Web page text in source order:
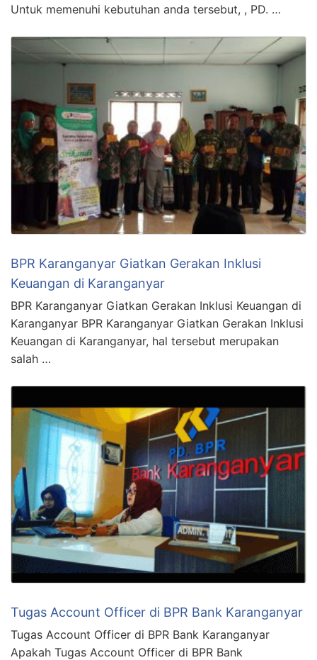
Untuk memenuhi kebutuhan anda tersebut, , PD. …
BPR Karanganyar Giatkan Gerakan Inklusi
Keuangan di Karanganyar
BPR Karanganyar Giatkan Gerakan Inklusi Keuangan di
Karanganyar BPR Karanganyar Giatkan Gerakan Inklusi
Keuangan di Karanganyar, hal tersebut merupakan
salah …
Tugas Account Officer di BPR Bank Karanganyar
Tugas Account Officer di BPR Bank Karanganyar
Apakah Tugas Account Officer di BPR Bank